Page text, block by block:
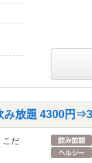
み放題 4300円
こだ